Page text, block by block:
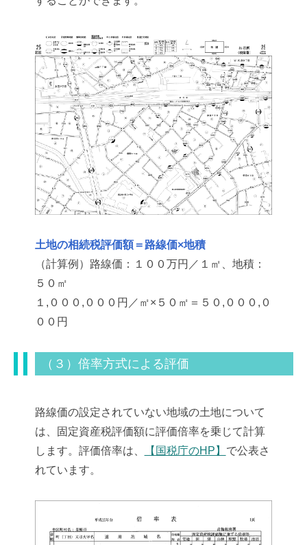
土地の相続税評価額＝路線価×地積
（計算例）路線価：１００万円／１㎡、地積：
５０㎡
１,０００,０００円／㎡×５０㎡＝５０,０００,０
００円
（３）倍率方式による評価
路線価の設定されていない地域の土地について
は、固定資産税評価額に評価倍率を乗じて計算
します。評価倍率は、
【国税庁のHP】 で公表さ
れています。